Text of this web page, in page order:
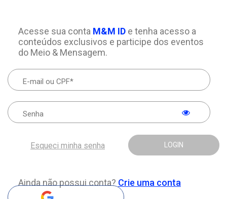
Acesse sua conta M&M IDe tenha acesso a
conteúdos exclusivos e participe dos eventos
do Meio & Mensagem.
LOGIN
Esqueci minha senha
Ainda não possui conta? Crie uma conta